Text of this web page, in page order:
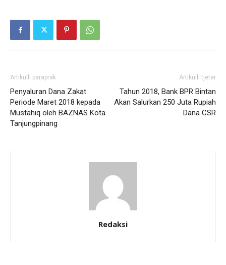
Artikulli paraprak
Penyaluran Dana Zakat
Periode Maret 2018 kepada
Mustahiq oleh BAZNAS Kota
Tanjungpinang
Artikulli tjetër
Tahun 2018, Bank BPR Bintan
Akan Salurkan 250 Juta Rupiah
Dana CSR
Redaksi